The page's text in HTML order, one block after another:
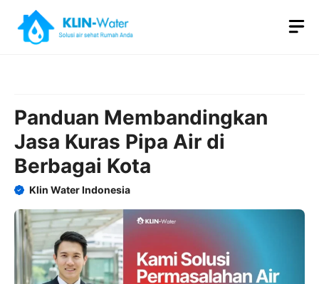
content
Panduan Membandingkan
Jasa Kuras Pipa Air di
Berbagai Kota
Klin Water Indonesia